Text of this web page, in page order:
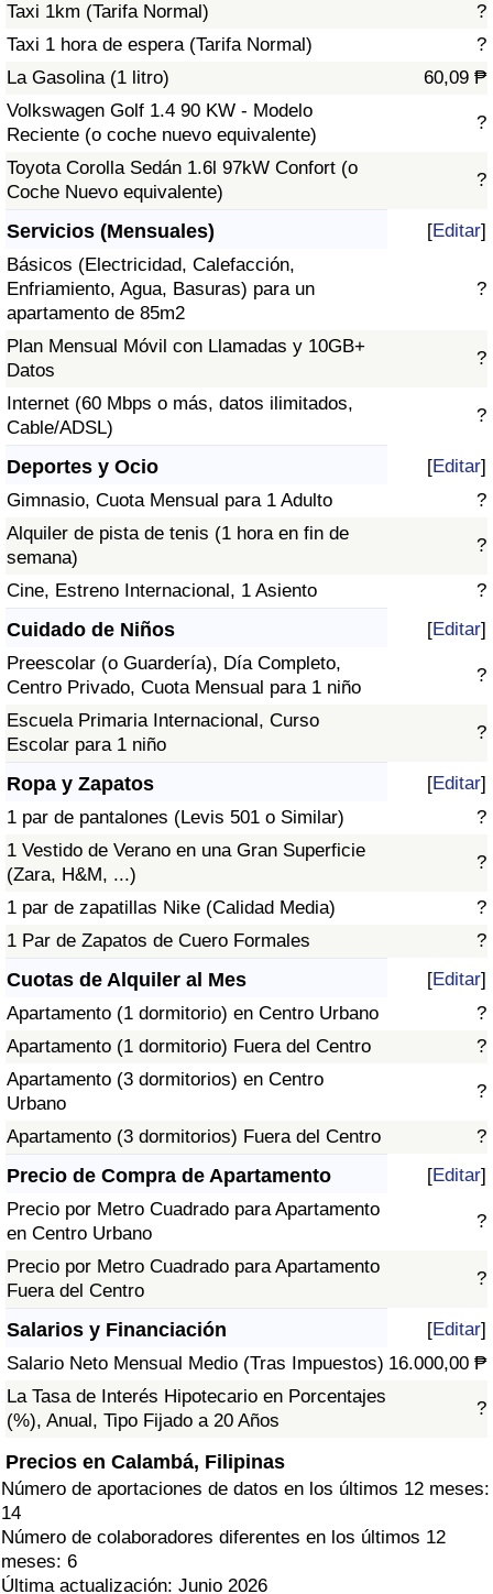
Taxi 1km (Tarifa Normal)
?
Taxi 1 hora de espera (Tarifa Normal)
?
La Gasolina (1 litro)
60,09 ₱
Volkswagen Golf 1.4 90 KW - Modelo
Reciente (o coche nuevo equivalente)
?
Toyota Corolla Sedán 1.6l 97kW Confort (o
Coche Nuevo equivalente)
?
Servicios (Mensuales) [Editar]
Básicos (Electricidad, Calefacción,
Enfriamiento, Agua, Basuras) para un
apartamento de 85m2
?
Plan Mensual Móvil con Llamadas y 10GB+
Datos
?
Internet (60 Mbps o más, datos ilimitados,
Cable/ADSL)
?
Deportes y Ocio [Editar]
Gimnasio, Cuota Mensual para 1 Adulto
?
Alquiler de pista de tenis (1 hora en fin de
semana)
?
Cine, Estreno Internacional, 1 Asiento ?
Cuidado de Niños [Editar]
Preescolar (o Guardería), Día Completo,
Centro Privado, Cuota Mensual para 1 niño
?
Escuela Primaria Internacional, Curso
Escolar para 1 niño
?
Ropa y Zapatos [Editar]
1 par de pantalones (Levis 501 o Similar)
?
1 Vestido de Verano en una Gran Superficie
(Zara, H&M, ...)
?
1 par de zapatillas Nike (Calidad Media)
?
1 Par de Zapatos de Cuero Formales
?
Cuotas de Alquiler al Mes [Editar]
Apartamento (1 dormitorio) en Centro Urbano
?
Apartamento (1 dormitorio) Fuera del Centro
?
Apartamento (3 dormitorios) en Centro
Urbano
?
Apartamento (3 dormitorios) Fuera del Centro ?
Precio de Compra de Apartamento [Editar]
Precio por Metro Cuadrado para Apartamento
en Centro Urbano
?
Precio por Metro Cuadrado para Apartamento
Fuera del Centro
?
Salarios y Financiación [Editar]
Salario Neto Mensual Medio (Tras Impuestos) 16.000,00 ₱
La Tasa de Interés Hipotecario en Porcentajes
(%), Anual, Tipo Fijado a 20 Años
?
Precios en Calambá, Filipinas
Número de aportaciones de datos en los últimos 12 meses:
14
Número de colaboradores diferentes en los últimos 12
meses: 6
Última actualización: Junio 2026